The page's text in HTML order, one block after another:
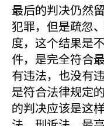
最后的判决仍然
犯罪，但是疏忽
度，这个结果是
件，是完全符合
有违法，也没有
是符合法律规定
的判决应该是这